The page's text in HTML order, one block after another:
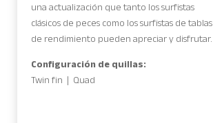
una actualización que tanto los surfistas
clásicos de peces como los surfistas de tablas
de rendimiento pueden apreciar y disfrutar.
Configuración de quillas:
Twin fin | Quad